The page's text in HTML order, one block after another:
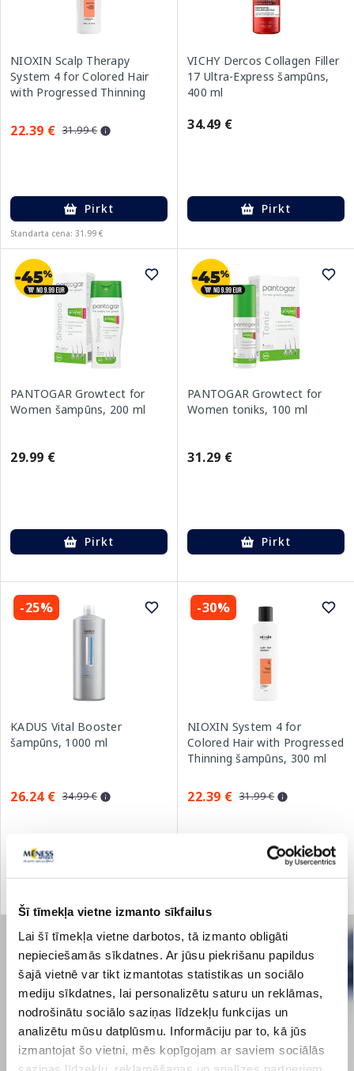
Šī tīmekļa vietne izmanto sīkfailus
Lai šī tīmekļa vietne darbotos, tā izmanto obligāti
nepieciešamās sīkdatnes. Ar jūsu piekrišanu papildus
šajā vietnē var tikt izmantotas statistikas un sociālo
mediju sīkdatnes, lai personalizētu saturu un reklāmas,
nodrošinātu sociālo saziņas līdzekļu funkcijas un
analizētu mūsu datplūsmu. Informāciju par to, kā jūs
izmantojat šo vietni, mēs kopīgojam ar saviem sociālās
NIOXIN Scalp Therapy
System 4 for Colored Hair
with Progressed Thinning
22.39 € 31.99 €
Pirkt
Standarta cena: 31.99 €
VICHY Dercos Collagen Filler
17 Ultra-Express šampūns,
400 ml
34.49 €
Pirkt
PANTOGAR Growtect for
Women šampūns, 200 ml
29.99 €
Pirkt
PANTOGAR Growtect for
Women toniks, 100 ml
31.29 €
Pirkt
-25%
KADUS Vital Booster
šampūns, 1000 ml
26.24 € 34.99 €
Pirkt
-30%
NIOXIN System 4 for
Colored Hair with Progressed
Thinning šampūns, 300 ml
22.39 € 31.99 €
Pirkt